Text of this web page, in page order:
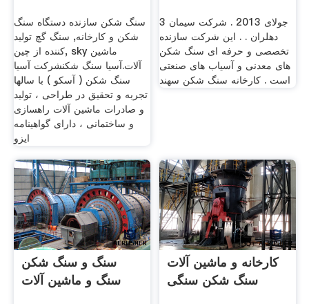
سنگ شکن سازنده دستگاه سنگ
شکن و کارخانه, سنگ گچ تولید
کننده از چین, sky ماشین
آلات.آسیا سنگ شکنشرکت آسیا
سنگ شکن ( آسکو ) با سالها
تجربه و تحقیق در طراحی ، تولید
و صادرات ماشین آلات راهسازی
و ساختمانی ، دارای گواهینامه
ایزو
3 جولای 2013 . شرکت سیمان
دهلران . . این شرکت سازنده
تخصصی و حرفه ای سنگ شکن
های معدنی و آسیاب های صنعتی
است . کارخانه سنگ شکن سهند
سنگ و سنگ شکن
سنگ و ماشین آلات
کارخانه و ماشین آلات
سنگ شکن سنگی